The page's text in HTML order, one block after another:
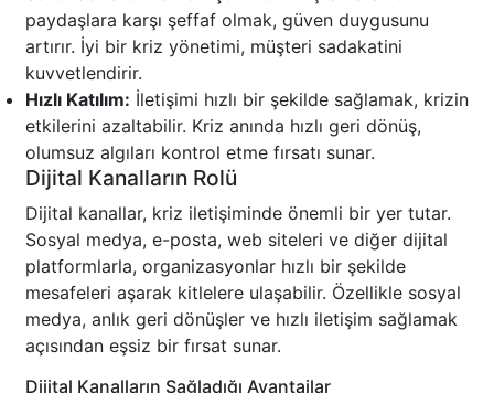
paydaşlara karşı şeffaf olmak, güven duygusunu
artırır. İyi bir kriz yönetimi, müşteri sadakatini
kuvvetlendirir.
Hızlı Katılım: İletişimi hızlı bir şekilde sağlamak, krizin
etkilerini azaltabilir. Kriz anında hızlı geri dönüş,
olumsuz algıları kontrol etme fırsatı sunar.
Dijital Kanalların Rolü
Dijital kanallar, kriz iletişiminde önemli bir yer tutar.
Sosyal medya, e-posta, web siteleri ve diğer dijital
platformlarla, organizasyonlar hızlı bir şekilde
mesafeleri aşarak kitlelere ulaşabilir. Özellikle sosyal
medya, anlık geri dönüşler ve hızlı iletişim sağlamak
açısından eşsiz bir fırsat sunar.
Dijital Kanalların Sağladığı Avantajlar